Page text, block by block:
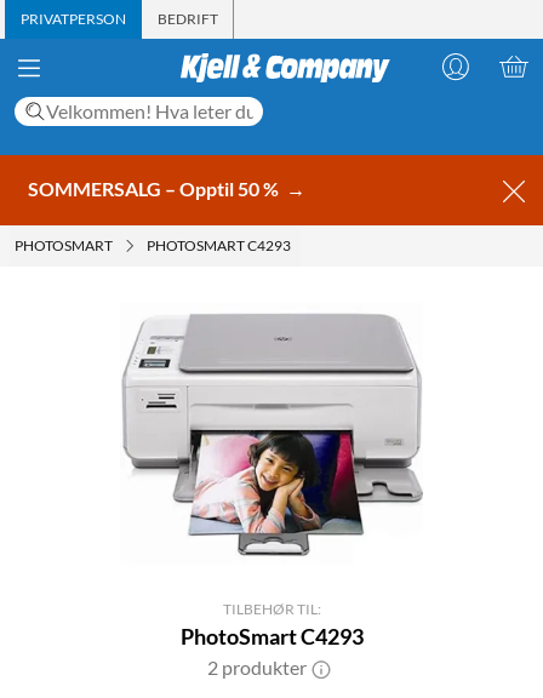
PRIVATPERSON BEDRIFT
SOMMERSALG – Opptil 50 % →
PHOTOSMART PHOTOSMART C4293
TILBEHØR TIL:
PhotoSmart C4293
2 produkter